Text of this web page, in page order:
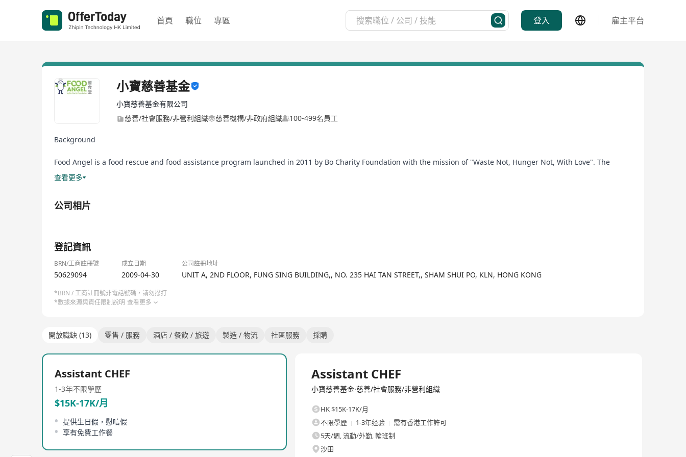
首頁 職位 專區 登入 雇主平台
小寶慈善基金
小寶慈善基金有限公司
慈善/社會服務/非營利組織
慈善機構/非政府組織 100-499名員工
Background
Food Angel is a food rescue and food assistance program launched in 2011 by Bo Charity Foundation with the mission of "Waste Not, Hunger Not, With Love". The
program rescues edible surplus food from different sectors of the food industry that would otherwise be disposed of as waste. Following strict safety protocols, the
rescued food items will then be prepared as nutritious hot meals in our central kitchens and be redistributed to serve the underprivileged communities in Hong Kong.
Mission
Alleviate Hunger
Relieve Poverty
Educate the Next Generation
查看更多
公司相片
登記資訊
BRN/工商註冊號 成立日期 公司註冊地址
50629094 2009-04-30 UNIT A, 2ND FLOOR, FUNG SING BUILDING,, NO. 235 HAI TAN STREET,, SHAM SHUI PO, KLN, HONG KONG
*BRN / 工商註冊號非電話號碼，請勿撥打
*數據來源與責任限制說明 查看更多
開放職缺 (13) 零售 / 服務 酒店 / 餐飲 / 旅遊 製造 / 物流 社區服務 採購
Assistant CHEF
1-3年不限學歷
$15K-17K/月
提供生日假，慰唁假
享有免費工作餐
Assistant CHEF
小寶慈善基金·慈善/社會服務/非營利組織
HK $15K-17K/月
不限學歷
1-3年经验
需有香港工作許可
5天/週, 流動/外勤, 輪班制
沙田